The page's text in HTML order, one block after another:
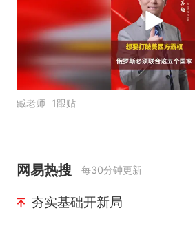
臧老师 1跟贴
网易热搜 每30分钟更新
夯实基础开新局